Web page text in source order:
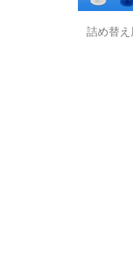
詰め替え